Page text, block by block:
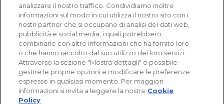
analizzare il nostro traffico. Condividiamo inoltre
informazioni sul modo in cui utilizza il nostro sito con i
nostri partner che si occupano di analisi dei dati web,
pubblicità e social media, i quali potrebbero
combinarle con altre informazioni che ha fornito loro
o che hanno raccolto dal suo utilizzo dei loro servizi.
Attraverso la sezione "Mostra dettagli" è possibile
gestire le proprie opzioni e modificare le preferenze
espresse in qualsiasi momento. Per maggiori
informazioni si invita a leggere la nostra Cookie
Policy